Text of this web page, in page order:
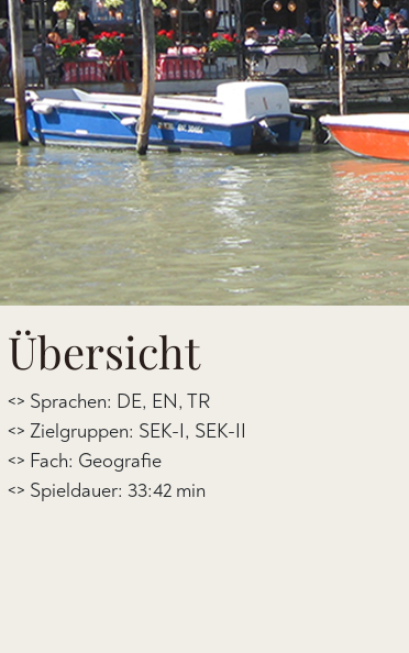
Übersicht
<> Sprachen: DE, EN, TR
<> Zielgruppen: SEK-I, SEK-II
<> Fach: Geografie
<> Spieldauer: 33:42 min